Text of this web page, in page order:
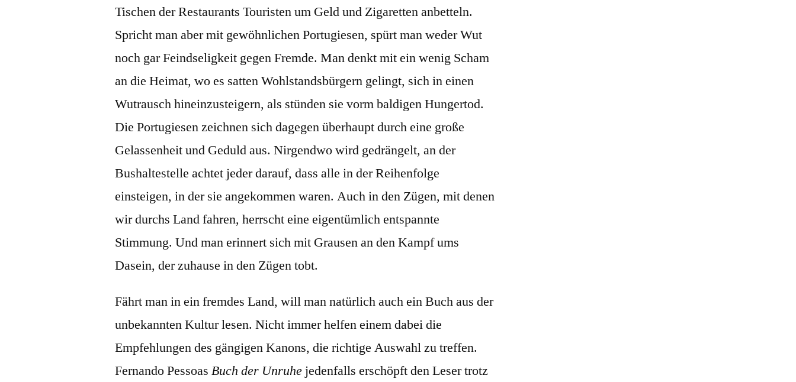
Tischen der Restaurants Touristen um Geld und Zigaretten anbetteln.
Spricht man aber mit gewöhnlichen Portugiesen, spürt man weder Wut
noch gar Feindseligkeit gegen Fremde. Man denkt mit ein wenig Scham
an die Heimat, wo es satten Wohlstandsbürgern gelingt, sich in einen
Wutrausch hineinzusteigern, als stünden sie vorm baldigen Hungertod.
Die Portugiesen zeichnen sich dagegen überhaupt durch eine große
Gelassenheit und Geduld aus. Nirgendwo wird gedrängelt, an der
Bushaltestelle achtet jeder darauf, dass alle in der Reihenfolge
einsteigen, in der sie angekommen waren. Auch in den Zügen, mit denen
wir durchs Land fahren, herrscht eine eigentümlich entspannte
Stimmung. Und man erinnert sich mit Grausen an den Kampf ums
Dasein, der zuhause in den Zügen tobt.
Fährt man in ein fremdes Land, will man natürlich auch ein Buch aus der
unbekannten Kultur lesen. Nicht immer helfen einem dabei die
Empfehlungen des gängigen Kanons, die richtige Auswahl zu treffen.
Fernando PessoasBuch der Unruhe jedenfalls erschöpft den Leser trotz